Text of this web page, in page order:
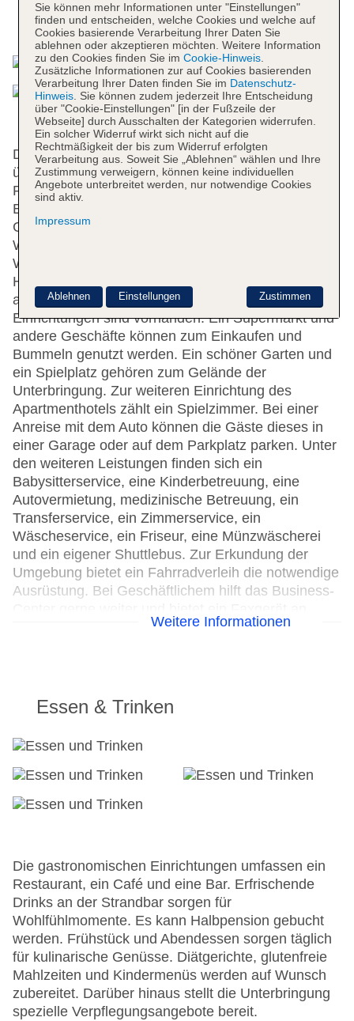
Das bietet Ihre Unterkunft
Das Apartmenthotel bietet 69 Zimmer und verfügt
über einen Aufzug. Das freundliche Personal an der
Rezeption ist gerne bei allen Fragen behilflich. Die
Einrichtung des Hotels umfasst eine
Gepäckaufbewahrung, einen Safe, eine
Wechselstube und einen Geldautomaten. Per
WLAN erhalten die Gäste Zugang zum Internet.
Hilfestellung bei der Buchung von Ausflügen wird
am Tourdesk geboten. Rollstuhlgerechte
Einrichtungen sind vorhanden. Ein Supermarkt und
andere Geschäfte können zum Einkaufen und
Bummeln genutzt werden. Ein schöner Garten und
ein Spielplatz gehören zum Gelände der
Unterbringung. Zur weiteren Einrichtung des
Apartmenthotels zählt ein Spielzimmer. Bei einer
Anreise mit dem Auto können die Gäste dieses in
einer Garage oder auf dem Parkplatz parken. Unter
den weiteren Leistungen finden sich ein
Babysitterservice, eine Kinderbetreuung, eine
Autovermietung, medizinische Betreuung, ein
Transferservice, ein Zimmerservice, ein
Wäscheservice, ein Friseur, eine Münzwäscherei
und ein eigener Shuttlebus. Zur Erkundung der
Umgebung bietet ein Fahrradverleih die notwendige
Ausrüstung. Bei Geschäftlichem hilft das Business-
Check-out bis: 12:00:00
Konferenzraum
Garten: ohne Gebühr
Hotelsafe
Lift
Anzahl der Aufzüge: 1
Zimmerservice
Sonnenterrasse
Gesamtanzahl der Stockwerke: 3
Gesamtanzahl der Zimmer: 69
Pools:Kinderbecken, Indoor Pool, Outdoor Pool,
Sonnenschirme am Pool, Liegen am Pool
Zahlungsarten: American Express, Diners Club,
EC Maestro, Mastercard, Visa
Weitere Informationen
Essen & Trinken
Die gastronomischen Einrichtungen umfassen ein
Restaurant, ein Café und eine Bar. Erfrischende
Drinks an der Strandbar sorgen für
Wohlfühlmomente. Es kann Halbpension gebucht
werden. Frühstück und Abendessen sorgen täglich
für kulinarische Genüsse. Diätgerichte, glutenfreie
Mahlzeiten und Kindermenüs werden auf Wunsch
zubereitet. Darüber hinaus stellt die Unterbringung
spezielle Verpflegungsangebote bereit.
Sie können mehr Informationen unter "Einstellungen"
finden und entscheiden, welche Cookies und welche auf
Cookies basierende Verarbeitung Ihrer Daten Sie
ablehnen oder akzeptieren möchten. Weitere Information
zu den Cookies finden Sie im Cookie-Hinweis.
Zusätzliche Informationen zur auf Cookies basierenden
Verarbeitung Ihrer Daten finden Sie im Datenschutz-
Hinweis. Sie können zudem jederzeit Ihre Entscheidung
über "Cookie-Einstellungen" [in der Fußzeile der
Webseite] durch Ausschalten der Kategorien widerrufen.
Ein solcher Widerruf wirkt sich nicht auf die
Rechtmäßigkeit der bis zum Widerruf erfolgten
Verarbeitung aus. Soweit Sie „Ablehnen“ wählen und Ihre
Zustimmung verweigern, können keine individuellen
Angebote unterbreitet werden, nur notwendige Cookies
sind aktiv.
Impressum
Zustimmen
Ablehnen Einstellungen